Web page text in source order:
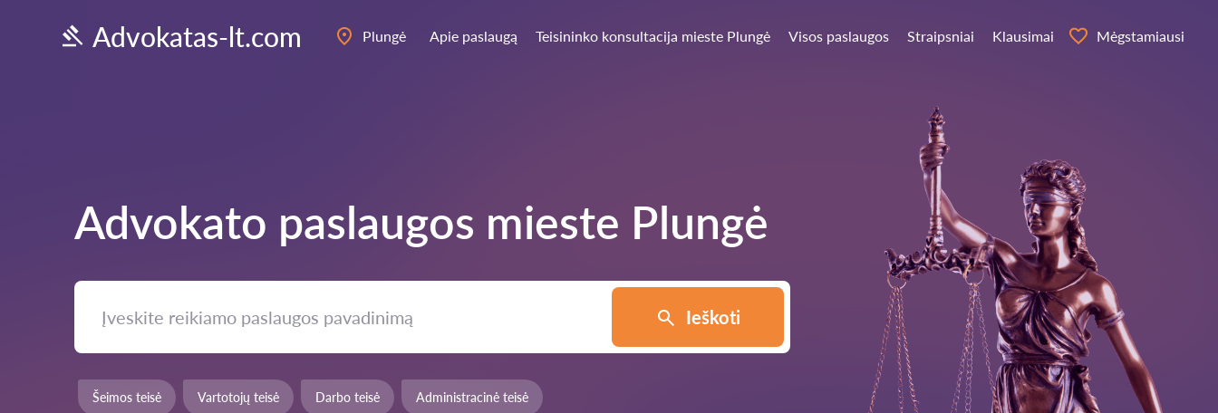
Advokatas-lt.com Plungė Apie paslaugą Teisininko konsultacija mieste Plungė Visos paslaugos Straipsniai Klausimai Mėgstamiausi
Advokato paslaugos mieste Plungė
Ieškoti
Šeimos teisė Vartotojų teisė Darbo teisė Administracinė teisė